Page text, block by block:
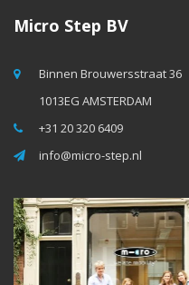
Micro Step BV
Binnen Brouwersstraat 36
1013EG AMSTERDAM
+31 20 320 6409
info@micro-step.nl